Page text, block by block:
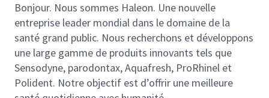
Bonjour. Nous sommes Haleon. Une nouvelle
entreprise leader mondial dans le domaine de la
santé grand public. Nous recherchons et développons
une large gamme de produits innovants tels que
Sensodyne, parodontax, Aquafresh, ProRhinel et
Polident. Notre objectif est d’offrir une meilleure